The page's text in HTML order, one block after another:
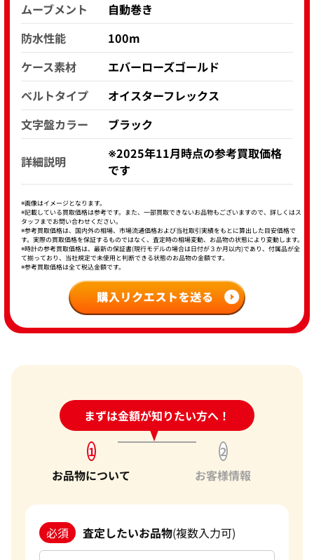
ムーブメント
自動巻き
防水性能
100m
ケース素材
エバーローズゴールド
ベルトタイプ
オイスターフレックス
文字盤カラー
ブラック
詳細説明
※2025年11月時点の参考買取価格
です
※画像はイメージとなります。
※記載している買取価格は参考です。また、一部買取できないお品物もございますので、詳しくはス
タッフまでお問い合わせください。
※参考買取価格は、国内外の相場、市場流通価格および当社取引実績をもとに算出した目安価格で
す。実際の買取価格を保証するものではなく、査定時の相場変動、お品物の状態により変動します。
※時計の参考買取価格は、最新の保証書(現行モデルの場合は日付が３か月以内)であり、付属品が全
て揃っており、当社規定で未使用と判断できる状態のお品物の金額です。
※参考買取価格は全て税込金額です。
まずは金額が知りたい方へ！
24時間受付中!問い合わせフォーム
1
お品物について
2
お客様情報
必須 査定したいお品物(複数入力可)